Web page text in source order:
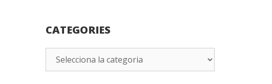
CATEGORIES